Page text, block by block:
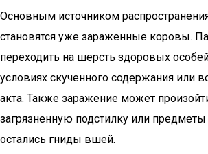
Основным источником
становятся уже зараженные коровы.
переходить на шерсть здоровых
условиях скученного содержания или
акта. Также заражение может
загрязненную подстилку или предметы
остались гниды вшей.